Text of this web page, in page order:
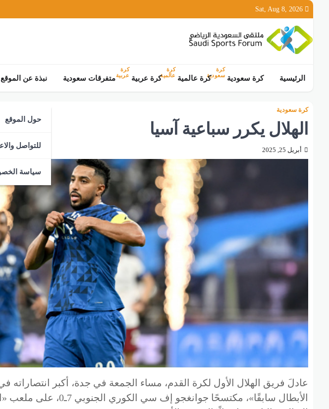
Sat, Aug 8, 2026
الرئيسية كرة سعودية
كرة
سعوديةكرة عالمية
كرة
عالميةكرة عربية
كرة
عربيةمتفرقات سعودية نبذة عن الموقع
حول الموقع
للتواصل
سياسة
كرة سعودية
الهلال يكرر سباعية آسيا
أبريل 25, 2025
عادلَ فريق الهلال الأول لكرة القدم، مساء الجمعة في جدة، أكبر انتصاراته
الأبطال سابقًا»، مكتسحًا